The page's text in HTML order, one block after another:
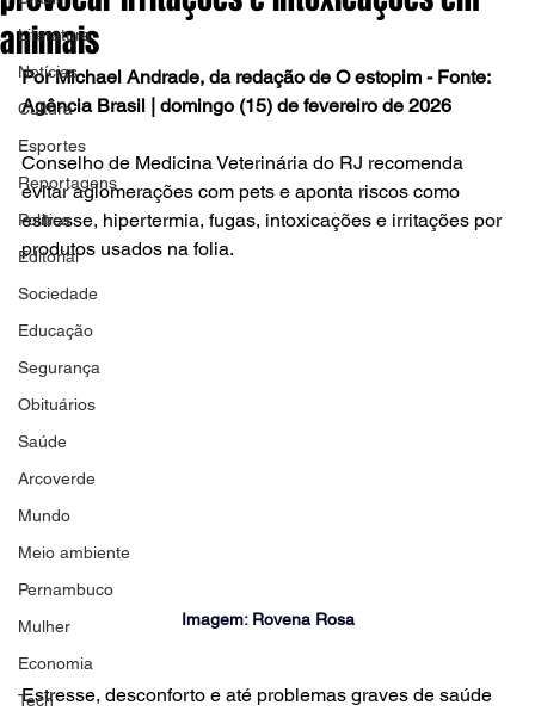
Literatura
Notícias
Cultura
Esportes
Reportagens
Política
Editorial
Sociedade
Educação
Segurança
Obituários
Saúde
Arcoverde
Mundo
Meio ambiente
Pernambuco
Mulher
Economia
Tech
animais
Por Michael Andrade, da redação de O estopim - Fonte:
Agência Brasil | domingo (15) de fevereiro de 2026
Conselho de Medicina Veterinária do RJ recomenda
evitar aglomerações com pets e aponta riscos como
estresse, hipertermia, fugas, intoxicações e irritações por
produtos usados na folia.
Imagem: Rovena Rosa
Estresse, desconforto e até problemas graves de saúde